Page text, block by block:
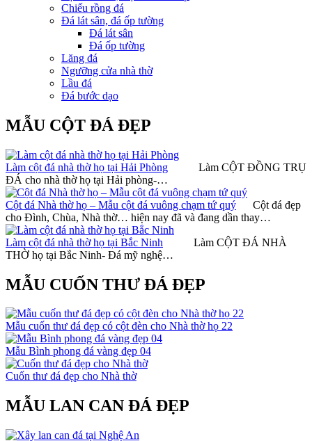
Chiếu rồng đá
Đá lát sân, đá ốp tường
Đá lát sân
Đá ốp tường
Lăng đá
Ngưỡng cửa nhà thờ
Lầu đá
Đá bước dạo
MẪU CỘT ĐÁ ĐẸP
Làm cột đá nhà thờ họ tại Hải Phòng Làm CỘT ĐỒNG TRỤ
ĐÁ cho nhà thờ họ tại Hải phòng-…
Cột đá Nhà thờ họ – Mẫu cột đá vuông chạm tứ quý Cột đá đẹp
cho Đình, Chùa, Nhà thờ… hiện nay đã và đang dần thay…
Làm cột đá nhà thờ họ tại Bắc Ninh Làm CỘT ĐÁ NHÀ
THỜ họ tại Bắc Ninh- Đá mỹ nghệ…
MẪU CUỐN THƯ ĐÁ ĐẸP
Mẫu cuốn thư đá đẹp có cột đèn cho Nhà thờ họ 22
Mẫu Bình phong đá vàng đẹp 04
Cuốn thư đá đẹp cho Nhà thờ
MẪU LAN CAN ĐÁ ĐẸP